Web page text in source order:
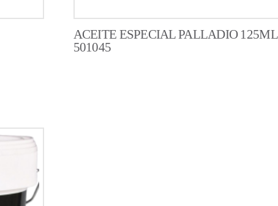
ACEITE ESPECIAL PALLADIO 125ML
501045